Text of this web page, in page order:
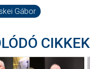
Gábor
CIKKEK